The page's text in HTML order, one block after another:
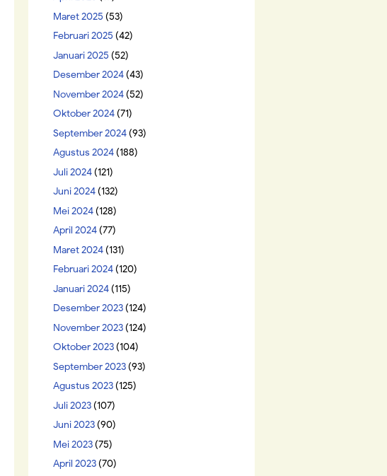
Maret 2025 (53)
Februari 2025 (42)
Januari 2025 (52)
Desember 2024(43)
November 2024(52)
Oktober 2024(71)
September 2024(93)
Agustus 2024(188)
Juli 2024(121)
Juni 2024(132)
Mei 2024(128)
April 2024(77)
Maret 2024(131)
Februari 2024(120)
Januari 2024(115)
Desember 2023(124)
November 2023(124)
Oktober 2023(104)
September 2023(93)
Agustus 2023(125)
Juli 2023(107)
Juni 2023(90)
Mei 2023(75)
April 2023(70)